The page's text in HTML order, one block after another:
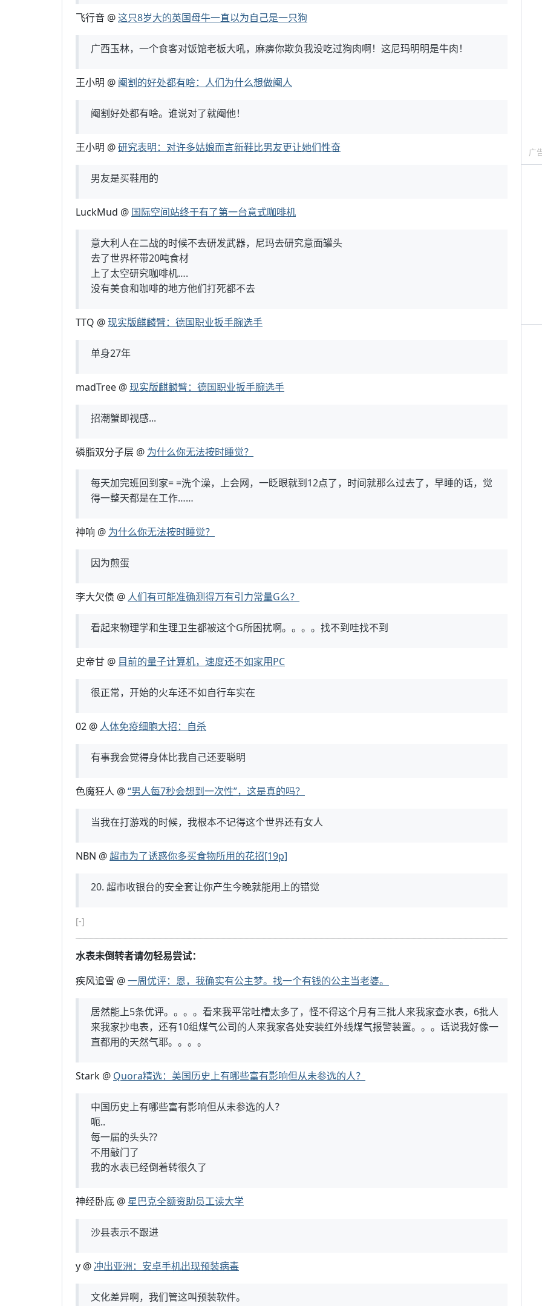
飞行音 @这只8岁大的英国母牛一直以为自己是一只狗
广西玉林，一个食客对饭馆老板大吼，麻痹你欺负我没吃过狗肉啊！这尼玛明明是牛肉！
王小明 @ 阉割的好处都有啥：人们为什么想做阉人
阉割好处都有啥。谁说对了就阉他！
王小明 @研究表明：对许多姑娘而言新鞋比男友更让她们性奋
男友是买鞋用的
LuckMud @ 国际空间站终于有了第一台意式咖啡机
意大利人在二战的时候不去研发武器，尼玛去研究意面罐头
去了世界杯带20吨食材
上了太空研究咖啡机….
没有美食和咖啡的地方他们打死都不去
TTQ @现实版麒麟臂：德国职业扳手腕选手
单身27年
madTree @现实版麒麟臂：德国职业扳手腕选手
招潮蟹即视感...
磷脂双分子层 @ 为什么你无法按时睡觉？
每天加完班回到家= =洗个澡，上会网，一眨眼就到12点了，时间就那么过去了，早睡的话，觉
得一整天都是在工作……
神响 @ 为什么你无法按时睡觉？
因为煎蛋
李大欠债 @ 人们有可能准确测得万有引力常量G么？
看起来物理学和生理卫生都被这个G所困扰啊。。。。找不到哇找不到
史帝甘 @ 目前的量子计算机，速度还不如家用PC
很正常，开始的火车还不如自行车实在
02 @ 人体免疫细胞大招：自杀
有事我会觉得身体比我自己还要聪明
色魔狂人 @“男人每7秒会想到一次性”，这是真的吗？
当我在打游戏的时候，我根本不记得这个世界还有女人
NBN @超市为了诱惑你多买食物所用的花招[19p]
20. 超市收银台的安全套让你产生今晚就能用上的错觉
[-]
水表未倒转者请勿轻易尝试：
疾风追雪 @一周优评：恩，我确实有公主梦。找一个有钱的公主当老婆。
居然能上5条优评。。。。看来我平常吐槽太多了，怪不得这个月有三批人来我家查水表，6批人
来我家抄电表，还有10组煤气公司的人来我家各处安装红外线煤气报警装置。。。话说我好像一
直都用的天然气耶。。。。
Stark @ Quora精选：美国历史上有哪些富有影响但从未参选的人？
中国历史上有哪些富有影响但从未参选的人？
呃..
每一届的头头??
不用敲门了
我的水表已经倒着转很久了
神经卧底 @ 星巴克全额资助员工读大学
沙县表示不跟进
y @冲出亚洲：安卓手机出现预装病毒
文化差异啊，我们管这叫预装软件。
广